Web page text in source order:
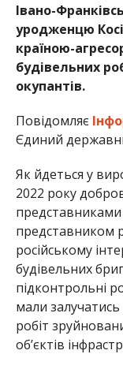
Івано-
уродженцю
країною-
будівельних
окупантів.
Повідомляє
Єдиний
Як йдеться у
2022 року
представниками
представником
російському
будівельних
підконтрольні
мали
робіт
об’єктів